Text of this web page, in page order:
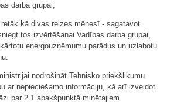
darba grupai;
kā divas reizes mēnesī - sagatavot
tos izvērtēšanai Vadības darba grupai,
energouzņēmumu parādus un uzlabotu
nodrošināt Tehnisko priekšlikumu
ar nepieciešamo informāciju, kā arī izveidot
par 2.1.apakšpunktā minētajiem